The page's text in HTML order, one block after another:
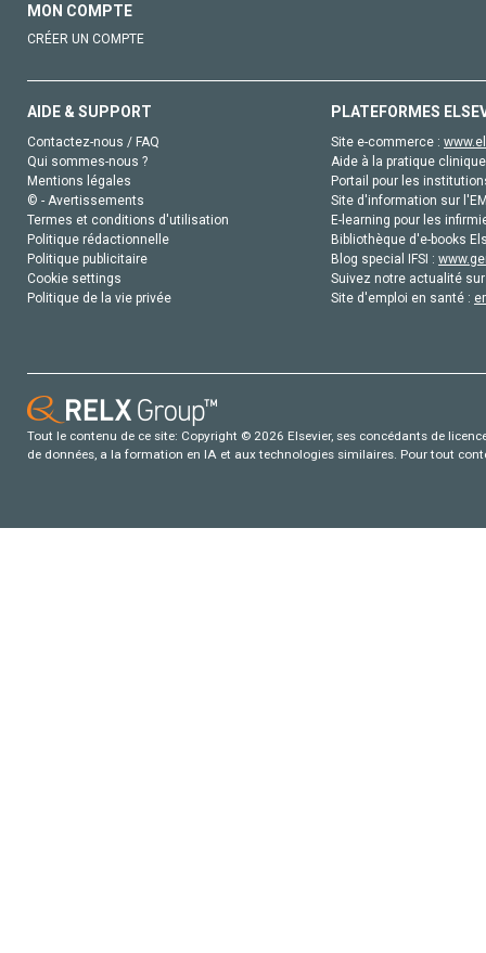
MON COMPTE
CRÉER UN COMPTE
AIDE & SUPPORT
Contactez-nous / FAQ
Qui sommes-nous ?
Mentions légales
© - Avertissements
Termes et conditions d'utilisation
Politique rédactionnelle
Politique publicitaire
Cookie settings
Politique de la vie privée
PLATEFORMES
Site e-commerce :
Aide à la pratique
Portail pour les
Site d'information sur
E-learning pour les
Bibliothèque d'e-books
Blog special IFSI :
Suivez notre actualité
Site d'emploi en santé :
Tout le contenu de ce site: Copyright © 2026 Elsevier, ses concédants de
de données, a la formation en IA et aux technologies similaires. Pour tout